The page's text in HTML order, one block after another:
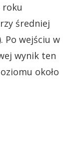
roku
średniej
Po wejściu w
wynik ten
około